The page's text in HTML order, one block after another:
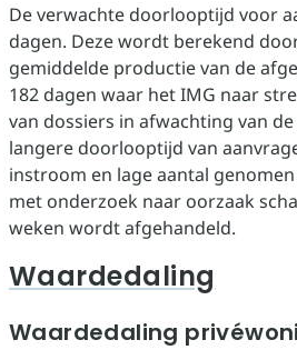
De verwachte doorlooptijd voor
dagen. Deze wordt berekend
gemiddelde productie van de
182 dagen waar het IMG naar
van dossiers in afwachting van
langere doorlooptijd van
instroom en lage aantal
met onderzoek naar oorzaak
weken wordt afgehandeld.
Waardedaling
Waardedaling